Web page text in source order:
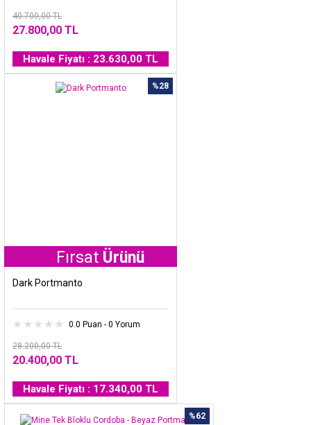
40.700,00 TL
27.800,00 TL
Havale Fiyatı : 23.630,00 TL
%28
Ürünü
Dark Portmanto
0.0 Puan - 0 Yorum
28.200,00 TL
20.400,00 TL
Havale Fiyatı : 17.340,00 TL
%62